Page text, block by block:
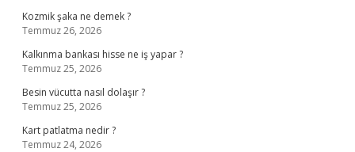
Kozmik şaka ne demek ?
Temmuz 26, 2026
Kalkınma bankası hisse ne iş yapar ?
Temmuz 25, 2026
Besin vücutta nasıl dolaşır ?
Temmuz 25, 2026
Kart patlatma nedir ?
Temmuz 24, 2026